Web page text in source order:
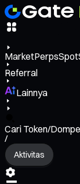
MarketPerpsSpot
Referral
Lainnya
Cari Token/
/
Aktivitas